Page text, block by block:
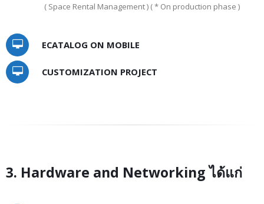
( Space Rental Management ) ( * On production phase )
ECATALOG ON MOBILE
CUSTOMIZATION PROJECT
3. Hardware and Networking ได้แก่